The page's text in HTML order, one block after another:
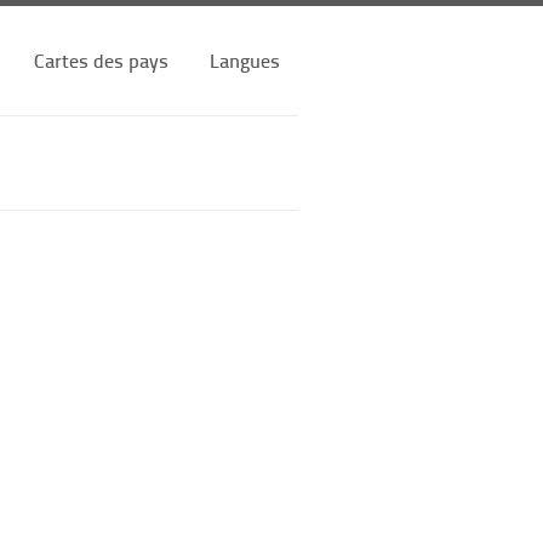
Cartes des pays Langues